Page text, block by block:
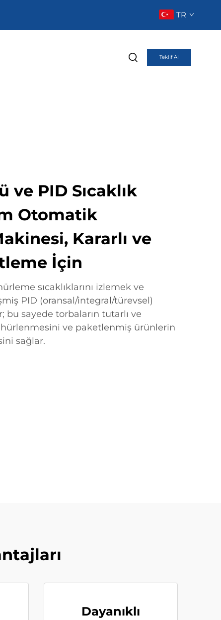
TR
Teklif Al
ve PID Sıcaklık
Otomatik
Kararlı ve
İçin
sıcaklıklarını izlemek ve
PID (oransal/integral/türevsel)
bu sayede torbaların tutarlı ve
ve paketlenmiş ürünlerin
sağlar.
Dayanıklı